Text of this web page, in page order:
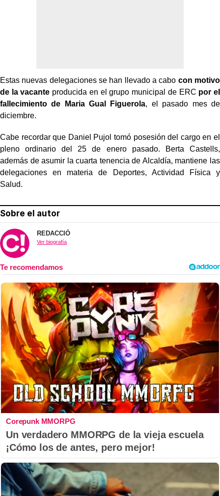
Estas nuevas delegaciones se han llevado a cabo con motivo
de la vacante producida en el grupo municipal de ERC por el
fallecimiento de Maria Gual Figuerola, el pasado mes de
diciembre.
Cabe recordar que Daniel Pujol tomó posesión del cargo en el
pleno ordinario del 25 de enero pasado. Berta Castells,
además de asumir la cuarta tenencia de Alcaldía, mantiene las
delegaciones en materia de Deportes, Actividad Física y
Salud.
Sobre el autor
REDACCIÓ
Ver biografía
Corepunk MMORPG
Un verdadero MMORPG de la vieja escuela
¡Cómo los de antes, pero mejor!